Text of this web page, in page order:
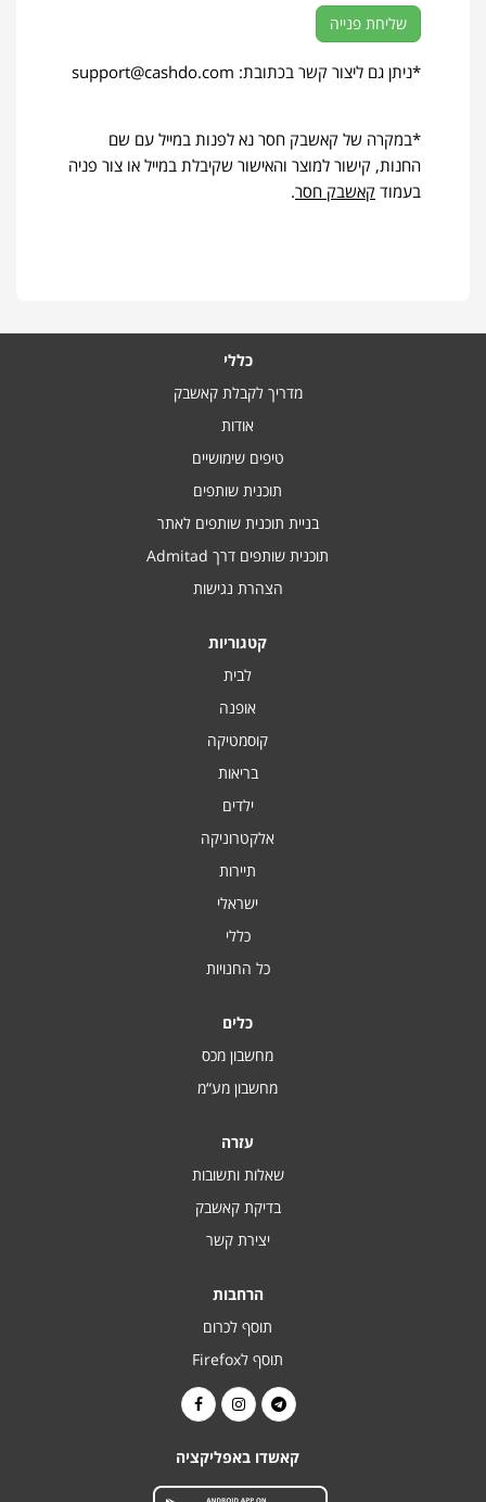
שליחת פנייה
‫*ניתן גם ליצור קשר בכתובת: support@cashdo.com
*במקרה של קאשבק חסר נא לפנות במייל עם שם
החנות, קישור למוצר והאישור שקיבלת במייל או צור פניה
בעמוד קאשבק חסר.
כללי
מדריך לקבלת קאשבק
אודות
טיפים שימושיים
תוכנית שותפים
בניית תוכנית שותפים לאתר
תוכנית שותפים דרך Admitad
הצהרת נגישות
קטגוריות
לבית
אופנה
קוסמטיקה
בריאות
ילדים
אלקטרוניקה
תיירות
ישראלי
כללי
כל החנויות
כלים
מחשבון מכס
מחשבון מע“מ
עזרה
שאלות ותשובות
בדיקת קאשבק
יצירת קשר
הרחבות
תוסף לכרום
תוסף לFirefox
קאשדו באפליקציה